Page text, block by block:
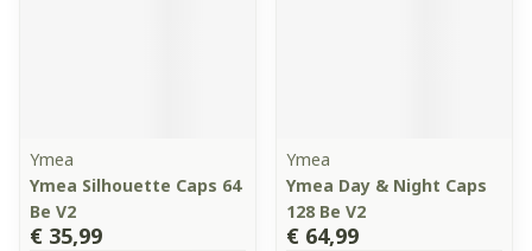
Ymea
Ymea Silhouette Caps 64
Be V2
€ 35,99
Ymea
Ymea Day & Night Caps
128 Be V2
€ 64,99